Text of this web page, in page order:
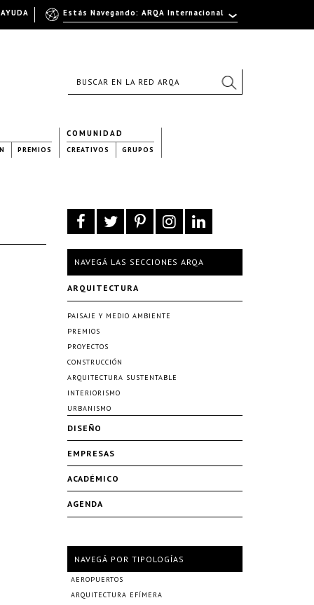
PREMIOS
COMUNIDAD
CREATIVOS GRUPOS
NAVEGÁ LAS SECCIONES ARQA
ARQUITECTURA
PAISAJE Y MEDIO AMBIENTE
PREMIOS
PROYECTOS
CONSTRUCCIÓN
ARQUITECTURA SUSTENTABLE
INTERIORISMO
URBANISMO
DISEÑO
EMPRESAS
ACADÉMICO
AGENDA
NAVEGÁ POR TIPOLOGÍAS
AEROPUERTOS
ARQUITECTURA EFÍMERA
Estás Navegando: ARQA Internacional
AYUDA